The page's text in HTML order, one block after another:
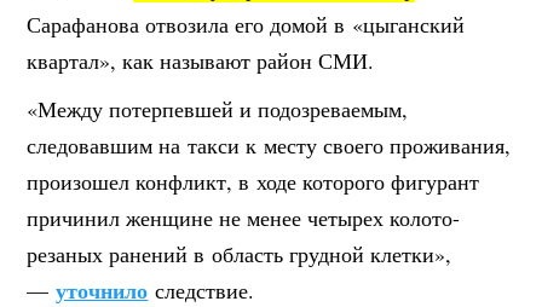
Сарафанова отвозила его домой в «цыганский
квартал», как называют район СМИ.
«Между потерпевшей и подозреваемым,
следовавшим на такси к месту своего проживания,
произошел конфликт, в ходе которого фигурант
причинил женщине не менее четырех колото-
резаных ранений в область грудной клетки»,
—уточнило следствие.